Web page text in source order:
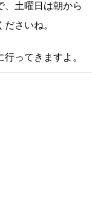
、土曜日は朝から
さいね。
ってきますよ。